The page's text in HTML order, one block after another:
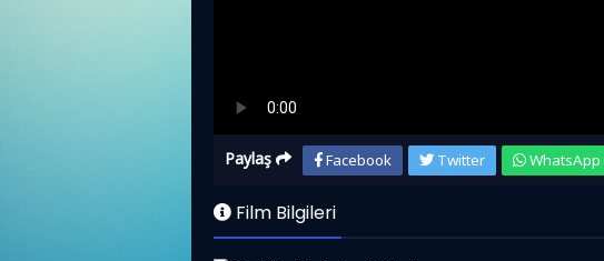
Paylaş Facebook Twitter WhatsApp
Film Bilgileri